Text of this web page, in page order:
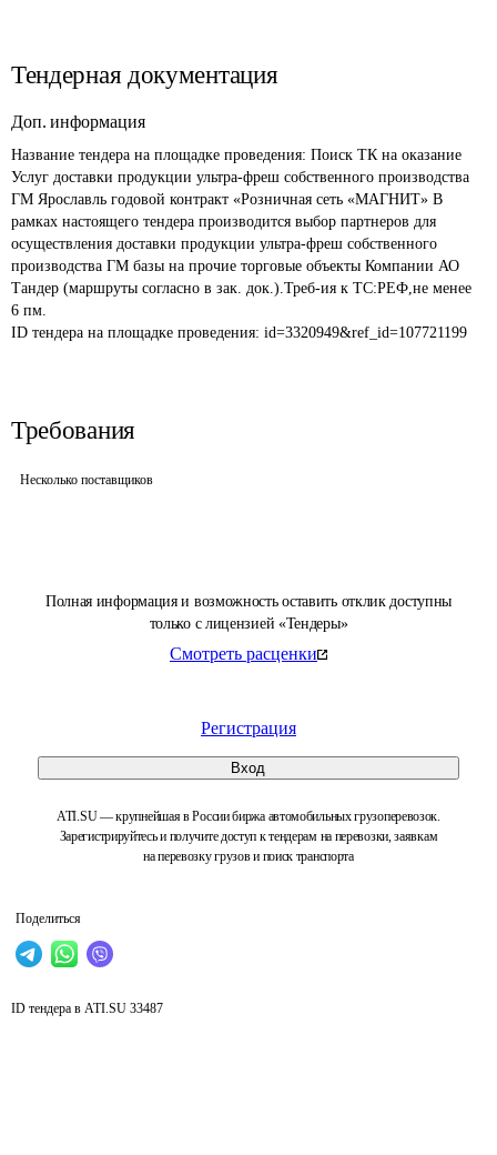
Полная информация и возможность оставить отклик доступны
только с лицензией «Тендеры»
Смотреть расценки
Регистрация
Вход
ATI.SU — крупнейшая в России биржа автомобильных грузоперевозок.
Зарегистрируйтесь и получите доступ к тендерам на перевозки, заявкам
на перевозку грузов и поиск транспорта
Поделиться
Тендерная документация
Доп. информация
Название тендера на площадке проведения: Поиск ТК на оказание
Услуг доставки продукции ультра-фреш собственного производства
ГМ Ярославль годовой контракт «Розничная сеть «МАГНИТ» В
рамках настоящего тендера производится выбор партнеров для
осуществления доставки продукции ультра-фреш собственного
производства ГМ базы на прочие торговые объекты Компании АО
Тандер (маршруты согласно в зак. док.).Треб-ия к ТС:РЕФ,не менее
6 пм.
ID тендера на площадке проведения: id=3320949&ref_id=107721199
Требования
Несколько поставщиков
ID тендера в ATI.SU 33487